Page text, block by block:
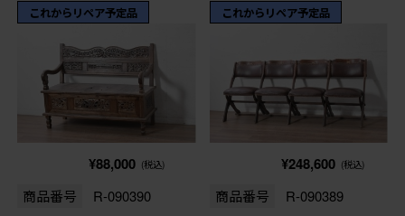
これからリペア予定品
¥88,000 (税込)
商品番号 R-090390
これからリペア予定品
¥248,600 (税込)
商品番号 R-090389